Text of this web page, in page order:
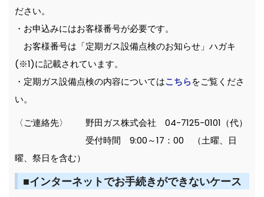
ださい。
・お申込みにはお客様番号が必要です。
お客様番号は「定期ガス設備点検のお知らせ」ハガキ
(※1)に記載されています。
・定期ガス設備点検の内容についてはこちらをご覧くださ
い。
〈ご連絡先〉 野田ガス株式会社 04-7125-0101（代）
受付時間 9:00～17：00 （土曜、日
曜、祭日を含む）
■インターネットでお手続きができないケース